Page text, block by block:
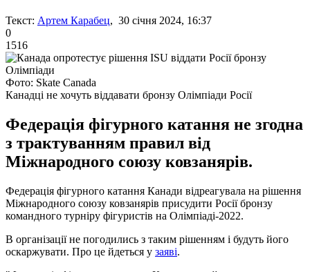
Текст: Артем Карабец, 30 січня 2024, 16:37
0
1516
Фото: Skate Canada
Канадці не хочуть віддавати бронзу Олімпіади Росії
Федерація фігурного катання не згодна
з трактуванням правил від
Міжнародного союзу ковзанярів.
Федерація фігурного катання Канади відреагувала на рішення
Міжнародного союзу ковзанярів присудити Росії бронзу
командного турніру фігуристів на Олімпіаді-2022.
В організації не погодились з таким рішенням і будуть його
оскаржувати. Про це йдеться у заяві.